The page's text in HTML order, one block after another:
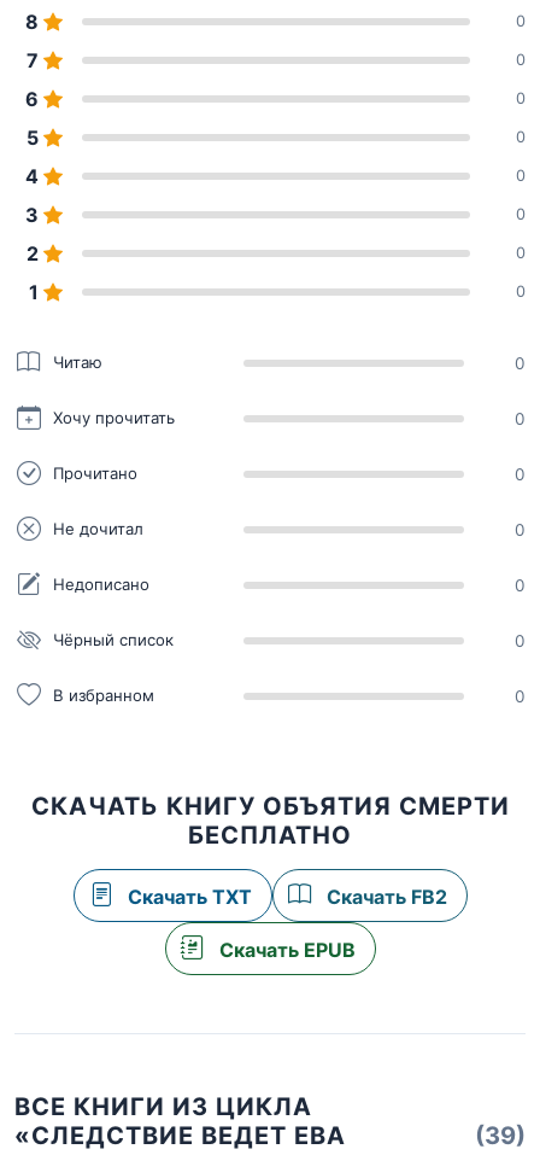
8 0
7 0
6 0
5 0
4 0
3 0
2 0
1 0
Читаю 0
Хочу прочитать 0
Прочитано 0
Не дочитал 0
Недописано 0
Чёрный список 0
В избранном 0
СКАЧАТЬ КНИГУ ОБЪЯТИЯ СМЕРТИ
БЕСПЛАТНО
Скачать TXT Скачать FB2
Скачать EPUB
ВСЕ КНИГИ ИЗ ЦИКЛА
«СЛЕДСТВИЕ ВЕДЕТ ЕВА
(39)